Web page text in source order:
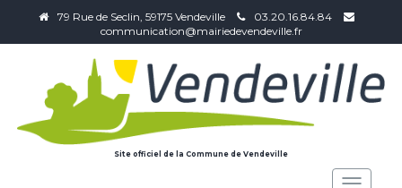
79 Rue de Seclin, 59175 Vendeville
03.20.16.84.84
communication@mairiedevendeville.fr
Site officiel de la Commune de Vendeville
Toggle